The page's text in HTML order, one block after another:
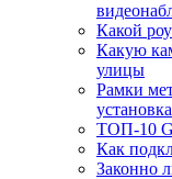
Какой
Какую
улицы
Рамки
ТОП-10
Как
Законно